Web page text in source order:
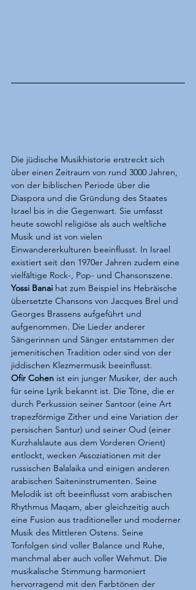
Die jüdische Musikhistorie erstreckt sich
über einen Zeitraum von rund 3000 Jahren,
von der biblischen Periode über die
Diaspora und die Gründung des Staates
Israel bis in die Gegenwart. Sie umfasst
heute sowohl religiöse als auch weltliche
Musik und ist von vielen
Einwandererkulturen beeinflusst. In Israel
existiert seit den 1970er Jahren zudem eine
vielfältige Rock-, Pop- und Chansonszene.
Yossi Banai hat zum Beispiel ins Hebräische
übersetzte Chansons von Jacques Brel und
Georges Brassens aufgeführt und
aufgenommen. Die Lieder anderer
Sängerinnen und Sänger entstammen der
jemenitischen Tradition oder sind von der
jiddischen Klezmermusik beeinflusst.
Ofir Cohen ist ein junger Musiker, der auch
für seine Lyrik bekannt ist. Die Töne, die er
durch Perkussion seiner Santoor (eine Art
trapezförmige Zither und eine Variation der
persischen Santur) und seiner Oud (einer
Kurzhalslaute aus dem Vorderen Orient)
entlockt, wecken Assoziationen mit der
russischen Balalaika und einigen anderen
arabischen Saiteninstrumenten. Seine
Melodik ist oft beeinflusst vom arabischen
Rhythmus Maqam, aber gleichzeitig auch
eine Fusion aus traditioneller und moderner
Musik des Mittleren Ostens. Seine
Tonfolgen sind voller Balance und Ruhe,
manchmal aber auch voller Wehmut. Die
musikalische Stimmung harmoniert
hervorragend mit den Farbtönen der